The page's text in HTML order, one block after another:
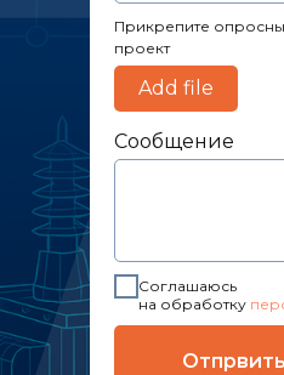
Прикрепите
проект
Add file
Сообщение
Соглашаюсь
на обработку